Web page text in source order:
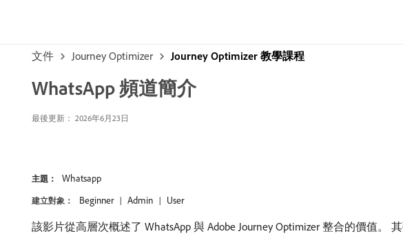
文件 Journey Optimizer Journey Optimizer 教學課程
WhatsApp 頻道簡介
最後更新： 2026年6月23日
主題： Whatsapp
建立對象： Beginner Admin User
該影片從高層次概述了 WhatsApp 與 Adobe Journey Optimizer 整合的價值